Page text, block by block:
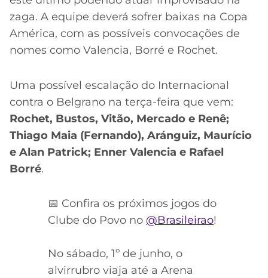
zaga. A equipe deverá sofrer baixas na Copa
América, com as possíveis convocações de
nomes como Valencia, Borré e Rochet.
Uma possível escalação do Internacional
contra o Belgrano na terça-feira que vem:
Rochet, Bustos, Vitão, Mercado e Renê;
Thiago Maia (Fernando), Aránguiz, Maurício
e Alan Patrick; Enner Valencia e Rafael
Borré.
📅 Confira os próximos jogos do
Clube do Povo no @Brasileirao!
No sábado, 1º de junho, o
alvirrubro viaja até a Arena